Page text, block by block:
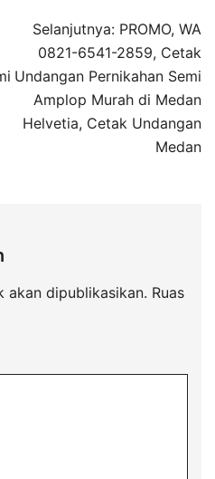
Selanjutnya: PROMO, WA
0821-6541-2859, Cetak
Undangan Pernikahan Semi
Amplop Murah di Medan
Helvetia, Cetak Undangan
Medan
akan dipublikasikan. Ruas